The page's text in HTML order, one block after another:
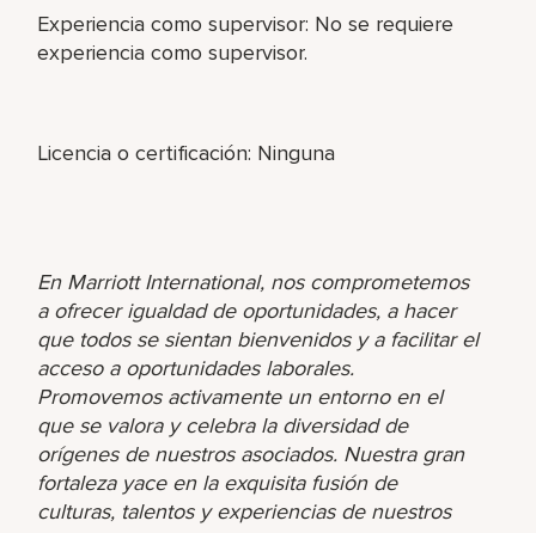
Experiencia como supervisor: No se requiere
experiencia como supervisor.
Licencia o certificación: Ninguna
En Marriott International, nos comprometemos
a ofrecer igualdad de oportunidades, a hacer
que todos se sientan bienvenidos y a facilitar el
acceso a oportunidades laborales.
Promovemos activamente un entorno en el
que se valora y celebra la diversidad de
orígenes de nuestros asociados. Nuestra gran
fortaleza yace en la exquisita fusión de
culturas, talentos y experiencias de nuestros